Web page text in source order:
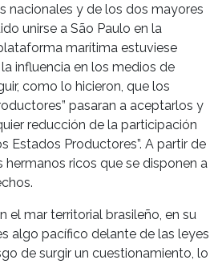
nacionales y de los dos mayores
unirse a São Paulo en la
marítima estuviese
influencia en los medios de
como lo hicieron, que los
pasaran a aceptarlos y
reducción de la participación
Estados Productores”. A partir de
ricos que se disponen a
mar territorial brasileño, en su
algo pacífico delante de las leyes
de surgir un cuestionamiento, lo